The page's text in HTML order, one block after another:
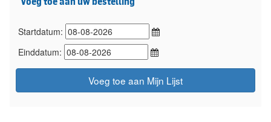
Startdatum:
Einddatum:
Voeg toe aan Mijn Lijst